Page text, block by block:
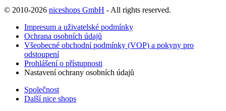
© 2010-2026 niceshops GmbH - All rights reserved.
Impresum a uživatelské podmínky
Ochrana osobních údajů
Všeobecné obchodní podmínky (VOP) a pokyny pro
odstoupení
Prohlášení o přístupnosti
Nastavení ochrany osobních údajů
Společnost
Další nice shops